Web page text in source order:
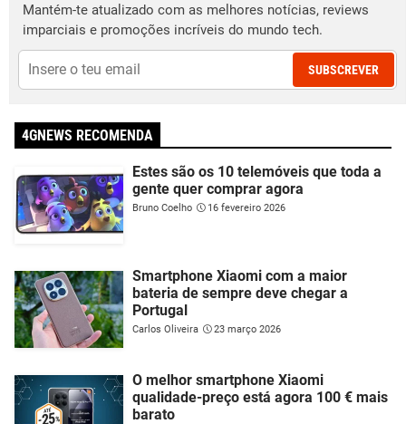
Mantém-te atualizado com as melhores notícias, reviews
imparciais e promoções incríveis do mundo tech.
SUBSCREVER
4GNEWS RECOMENDA
Estes são os 10 telemóveis que toda a
gente quer comprar agora
Bruno Coelho 16 fevereiro 2026
Smartphone Xiaomi com a maior
bateria de sempre deve chegar a
Portugal
Carlos Oliveira 23 março 2026
O melhor smartphone Xiaomi
qualidade-preço está agora 100 € mais
barato